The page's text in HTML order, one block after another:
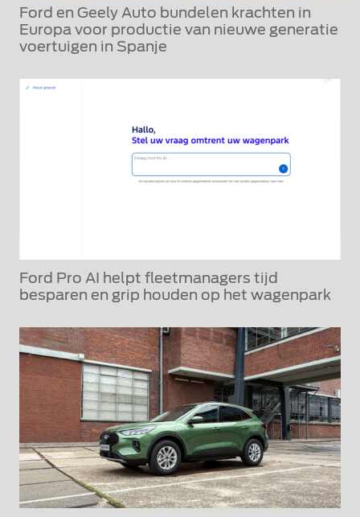
Ford en Geely Auto bundelen krachten in
Europa voor productie van nieuwe generatie
voertuigen in Spanje
Ford Pro AI helpt fleetmanagers tijd
besparen en grip houden op het wagenpark